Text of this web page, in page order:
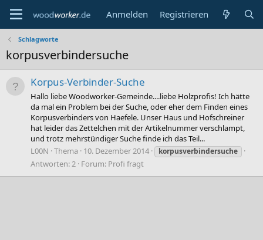
Anmelden Registrieren
Schlagworte
korpusverbindersuche
Korpus-Verbinder-Suche
Hallo liebe Woodworker-Gemeinde....liebe Holzprofis! Ich hätte
da mal ein Problem bei der Suche, oder eher dem Finden eines
Korpusverbinders von Haefele. Unser Haus und Hofschreiner
hat leider das Zettelchen mit der Artikelnummer verschlampt,
und trotz mehrstündiger Suche finde ich das Teil...
L00N Thema 10. Dezember 2014 korpusverbindersuche
Antworten: 2 Forum: Profi fragt